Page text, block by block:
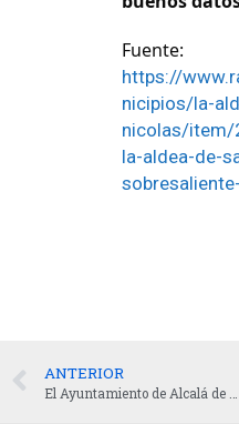
Fuente:
https://
nicipios/la-
nicolas/item/
la-aldea-de-
ANTERIOR